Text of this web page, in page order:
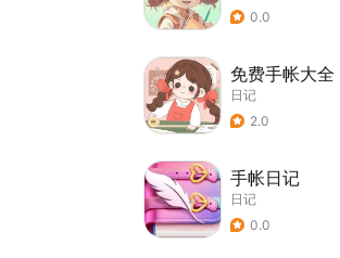
0.0
免费手帐大全
日记
2.0
手帐日记
日记
0.0